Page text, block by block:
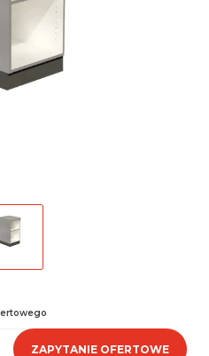
ZAPYTANIE OFERTOWE